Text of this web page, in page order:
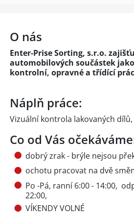
O nás
Enter-Prise Sorting, s.r.o.
automobilových součástek
kontrolní, opravné a třídící
Náplň práce:
Vizuální kontrola lakovaných
Co od Vás
dobrý zrak - brýle nejsou
ochotu pracovat na dvě
Po -Pá, ranní 6:00 - 14:00,
22:00,
VÍKENDY VOLNÉ